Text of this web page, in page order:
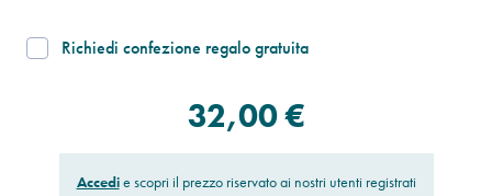
Richiedi confezione regalo gratuita
32,00 €
Accedie scopri il prezzo riservato ai nostri utenti registrati